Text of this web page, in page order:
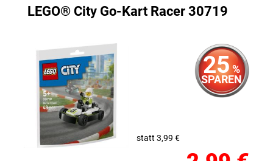
LEGO® City Go-Kart Racer 30719
25 %
SPAREN
statt 3,99 €